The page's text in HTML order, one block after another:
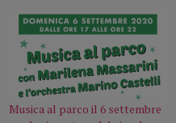
Musica al parco il 6 settembre